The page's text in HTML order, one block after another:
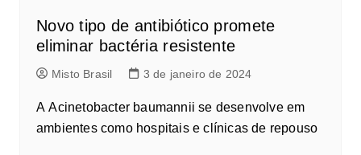
Novo tipo de antibiótico promete
eliminar bactéria resistente
Misto Brasil 3 de janeiro de 2024
A Acinetobacter baumannii se desenvolve em
ambientes como hospitais e clínicas de repouso